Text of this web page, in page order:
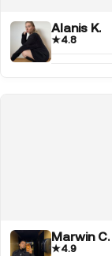
Alanis K.
★4.8
Marwin C.
★4.9